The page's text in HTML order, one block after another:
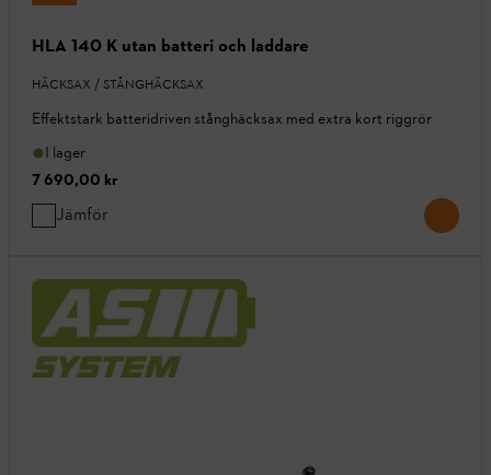
HLA 140 K utan batteri och laddare
HÄCKSAX / STÅNGHÄCKSAX
Effektstark batteridriven stånghäcksax med extra kort riggrör
I lager
7 690,00 kr
Jämför